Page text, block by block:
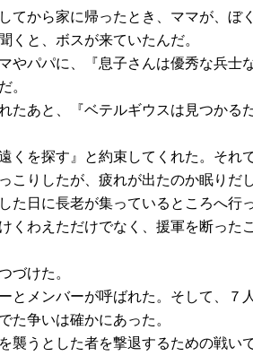
てから家に帰ったとき、ママが、
くと、ボスが来ていたんだ。
やパパに、『息子さんは優秀な兵
。
たあと、『ベテルギウスは見つか
くを探す』と約束してくれた。それ
こりしたが、疲れが出たのか眠り
た日に長老が集っているところへ
くわえただけでなく、援軍を断っ
づけた。
とメンバーが呼ばれた。そして、７
た争いは確かにあった。
襲うとした者を撃退するための戦